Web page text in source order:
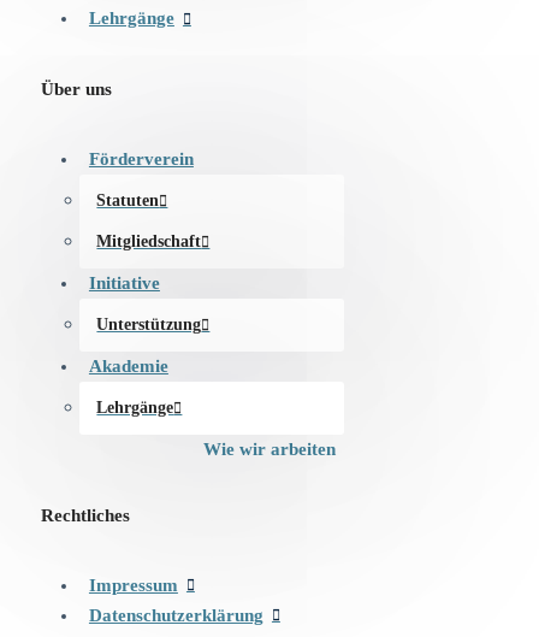
Lehrgänge
Über uns
Förderverein
Statuten
Mitgliedschaft
Initiative
Unterstützung
Akademie
Lehrgänge
Wie wir arbeiten
Rechtliches
Impressum
Datenschutzerklärung